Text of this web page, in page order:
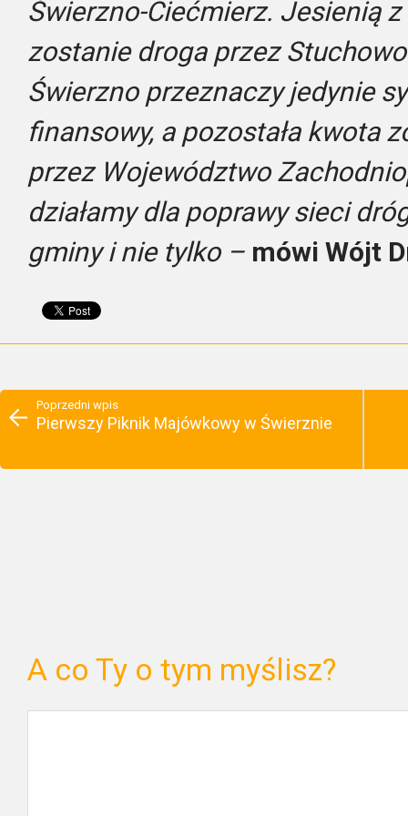
Świerzno-Ciećmierz. Jesienią
zostanie droga przez
Świerzno przeznaczy jedynie
finansowy, a pozostała kwota
przez Województwo
działamy dla poprawy sieci
gminy i nie tylko – mówi Wójt
Poprzedni wpis
Pierwszy Piknik Majówkowy w Świerznie
A co Ty o tym myślisz?